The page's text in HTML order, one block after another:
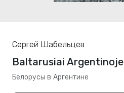
Сергей Шабельцев
Baltarusiai Argentinoje
Белорусы в Аргентине